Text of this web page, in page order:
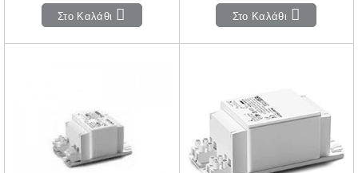
Στο Καλάθι Στο Καλάθι